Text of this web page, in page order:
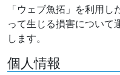
「ウェブ魚拓」を利用
って生じる損害について
します。
個人情報